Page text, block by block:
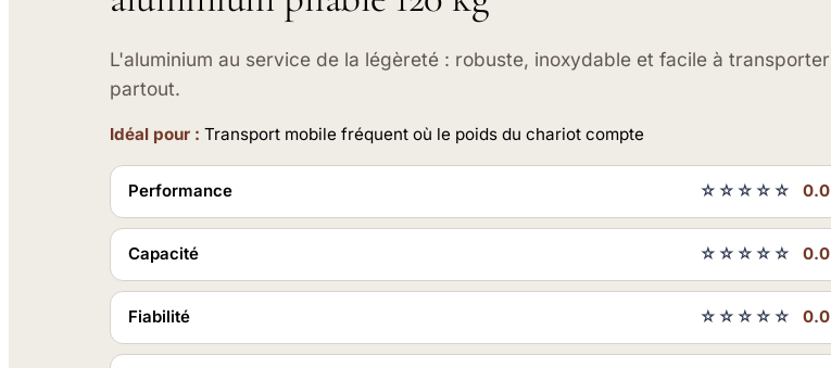
L'aluminium au service de la légèreté : robuste, inoxydable et facile à transporter
partout.
Idéal pour : Transport mobile fréquent où le poids du chariot compte
Performance ☆☆☆☆☆ 0.0
Capacité ☆☆☆☆☆ 0.0
Fiabilité ☆☆☆☆☆ 0.0